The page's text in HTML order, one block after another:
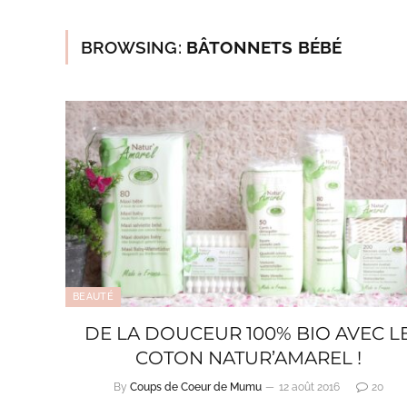
BROWSING: BÂTONNETS BÉBÉ
BEAUTÉ
DE LA DOUCEUR 100% BIO AVEC
COTON NATUR’AMAREL !
By Coups de Coeur de Mumu 12 août 2016 20